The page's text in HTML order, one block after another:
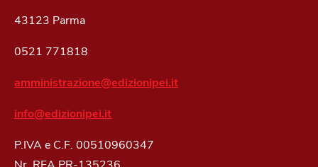
43123 Parma
0521 771818
amministrazione@edizionipei.it
info@edizionipei.it
P.IVA e C.F. 00510960347
Nr. REA PR-135236